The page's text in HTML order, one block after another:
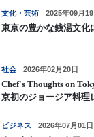
文化・芸術 2025年09月19
東京の豊かな銭
社会 2026年02月20日
Chef's Thoughts on
京初のジョージア料理
ビジネス 2026年07月01日